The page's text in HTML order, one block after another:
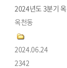
2024년도 3분기
옥천동
2024.06.24
2342